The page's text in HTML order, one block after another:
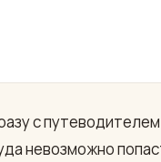
с
невозможно